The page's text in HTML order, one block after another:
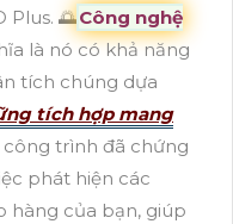
Plus. 🌅Công nghệ
là nó có khả năng
tích chúng dựa
tích hợp mang
trình đã chứng
phát hiện các
hàng của bạn, giúp